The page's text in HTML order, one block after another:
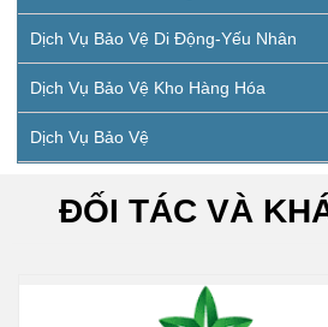
Dịch Vụ Bảo Vệ Di Động-Yếu Nhân
Dịch Vụ Bảo Vệ Kho Hàng Hóa
Dịch Vụ Bảo Vệ
ĐỐI TÁC VÀ